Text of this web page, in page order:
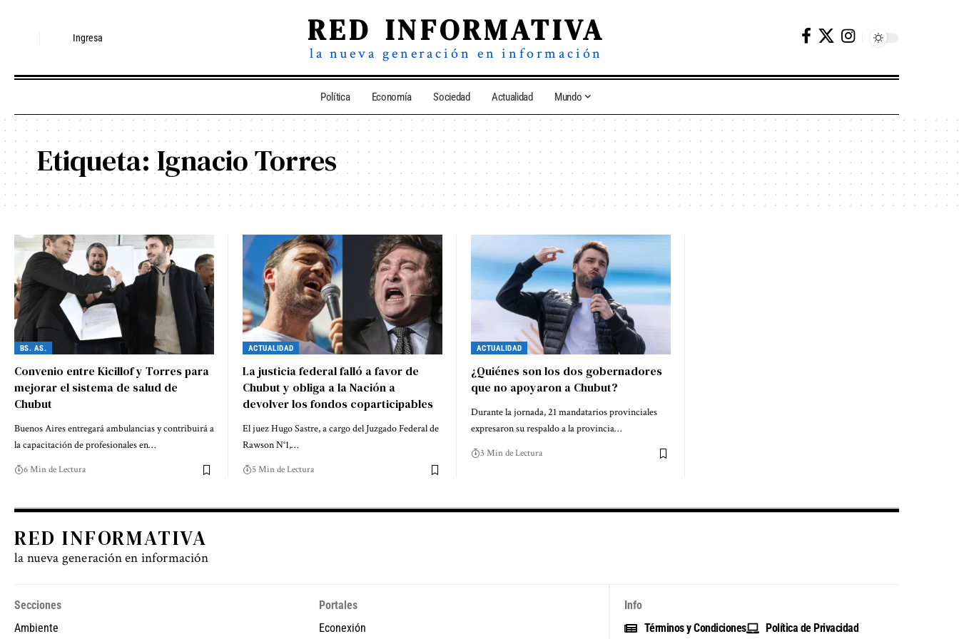
Ingresa RED INFORMATIVA
la nueva generación en información
Política Economía Sociedad Actualidad Mundo
Etiqueta:Ignacio Torres
BS. AS.
Convenio entre Kicillof y Torres para
mejorar el sistema de salud de
Chubut
Buenos Aires entregará ambulancias y contribuirá a
la capacitación de profesionales en…
6 Min de Lectura
ACTUALIDAD
La justicia federal falló a favor de
Chubut y obliga a la Nación a
devolver los fondos coparticipables
El juez Hugo Sastre, a cargo del Juzgado Federal de
Rawson N°1,…
5 Min de Lectura
ACTUALIDAD
¿Quiénes son los dos gobernadores
que no apoyaron a Chubut?
Durante la jornada, 21 mandatarios provinciales
expresaron su respaldo a la provincia…
3 Min de Lectura
RED INFORMATIVA
la nueva generación en información
Secciones
Ambiente
Portales
Econexión
Info
Términos y Condiciones
Política de Privacidad